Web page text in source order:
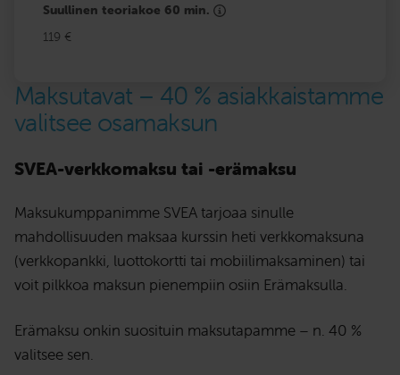
Suullinen teoriakoe 60 min.
119 €
Maksutavat – 40 % asiakkaistamme
valitsee osamaksun
SVEA-verkkomaksu tai -erämaksu
Maksukumppanimme SVEA tarjoaa sinulle
mahdollisuuden maksaa kurssin heti verkkomaksuna
(verkkopankki, luottokortti tai mobiilimaksaminen) tai
voit pilkkoa maksun pienempiin osiin Erämaksulla.
Erämaksu onkin suosituin maksutapamme – n. 40 %
valitsee sen.